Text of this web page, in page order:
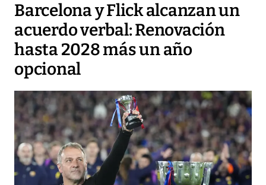
Barcelona y Flick alcanzan un
acuerdo verbal: Renovación
hasta 2028 más un año
opcional